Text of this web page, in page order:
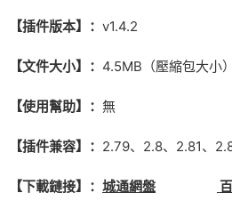
【插件版本】： v1.4.2
【文件大小】： 4.5MB（壓縮包大小）
【使用幫助】： 無
【插件兼容】： 2.79、2.8、2.81、
【下載鏈接】： 城通網盤